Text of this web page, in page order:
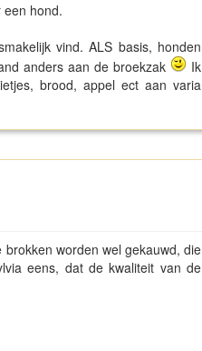
een hond.
vind. ALS basis, honden
anders aan de broekzak
Ik
brood, appel ect aan varia
worden wel gekauwd, die
eens, dat de kwaliteit van de